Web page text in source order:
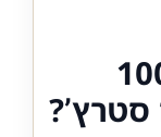
100%